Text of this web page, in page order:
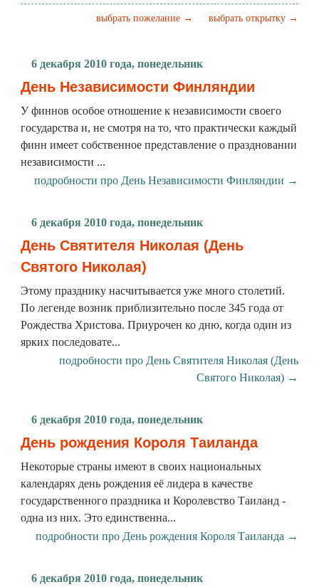
выбрать открытку →
выбрать пожелание →
6 декабря 2010 года, понедельник
День Независимости Финляндии
У финнов особое отношение к независимости своего
государства и, не смотря на то, что практически каждый
финн имеет собственное представление о праздновании
независимости ...
подробности про День Независимости Финляндии →
6 декабря 2010 года, понедельник
День Святителя Николая (День
Святого Николая)
Этому празднику насчитывается уже много столетий.
По легенде возник приблизительно после 345 года от
Рождества Христова. Приурочен ко дню, когда один из
ярких последовате...
подробности про День Святителя Николая (День
Святого Николая) →
6 декабря 2010 года, понедельник
День рождения Короля Таиланда
Некоторые страны имеют в своих национальных
календарях день рождения её лидера в качестве
государственного праздника и Королевство Таиланд -
одна из них. Это единственна...
подробности про День рождения Короля Таиланда →
6 декабря 2010 года, понедельник